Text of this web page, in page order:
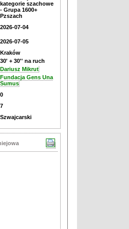
kategorie szachowe
- Grupa 1600+
Pzszach
2026-07-04
2026-07-05
Kraków
30' + 30'' na ruch
Dariusz Mikrut
Fundacja Gens Una
Sumus
0
7
Szwajcarski